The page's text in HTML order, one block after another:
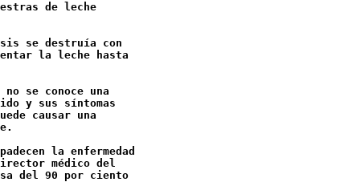
de leche
se destruía con
la leche hasta
se conoce una
y sus síntomas
causar una
la enfermedad
médico del
del 90 por ciento